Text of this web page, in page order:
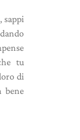
sappi
tu
di
bene